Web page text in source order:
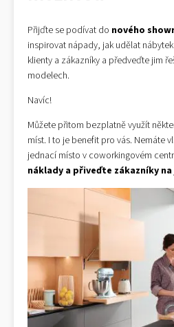
Přijďte se podívat do nového
inspirovat nápady, jak udělat
klienty a zákazníky a předveďte jim
modelech.
Navíc!
Můžete přitom bezplatně využít
míst. I to je benefit pro vás. Nemáte
jednací místo v coworkingovém
náklady a přiveďte zákazníky